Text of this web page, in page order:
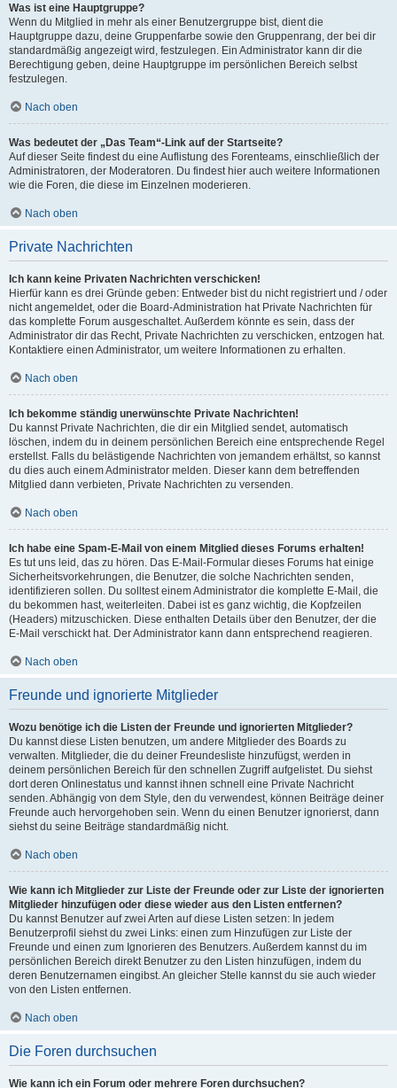
Was ist eine Hauptgruppe?
Wenn du Mitglied in mehr als einer Benutzergruppe bist, dient die
Hauptgruppe dazu, deine Gruppenfarbe sowie den Gruppenrang, der bei dir
standardmäßig angezeigt wird, festzulegen. Ein Administrator kann dir die
Berechtigung geben, deine Hauptgruppe im persönlichen Bereich selbst
festzulegen.
Nach oben
Was bedeutet der „Das Team“-Link auf der Startseite?
Auf dieser Seite findest du eine Auflistung des Forenteams, einschließlich der
Administratoren, der Moderatoren. Du findest hier auch weitere Informationen
wie die Foren, die diese im Einzelnen moderieren.
Nach oben
Private Nachrichten
Ich kann keine Privaten Nachrichten verschicken!
Hierfür kann es drei Gründe geben: Entweder bist du nicht registriert und / oder
nicht angemeldet, oder die Board-Administration hat Private Nachrichten für
das komplette Forum ausgeschaltet. Außerdem könnte es sein, dass der
Administrator dir das Recht, Private Nachrichten zu verschicken, entzogen hat.
Kontaktiere einen Administrator, um weitere Informationen zu erhalten.
Nach oben
Ich bekomme ständig unerwünschte Private Nachrichten!
Du kannst Private Nachrichten, die dir ein Mitglied sendet, automatisch
löschen, indem du in deinem persönlichen Bereich eine entsprechende Regel
erstellst. Falls du belästigende Nachrichten von jemandem erhältst, so kannst
du dies auch einem Administrator melden. Dieser kann dem betreffenden
Mitglied dann verbieten, Private Nachrichten zu versenden.
Nach oben
Ich habe eine Spam-E-Mail von einem Mitglied dieses Forums erhalten!
Es tut uns leid, das zu hören. Das E-Mail-Formular dieses Forums hat einige
Sicherheitsvorkehrungen, die Benutzer, die solche Nachrichten senden,
identifizieren sollen. Du solltest einem Administrator die komplette E-Mail, die
du bekommen hast, weiterleiten. Dabei ist es ganz wichtig, die Kopfzeilen
(Headers) mitzuschicken. Diese enthalten Details über den Benutzer, der die
E-Mail verschickt hat. Der Administrator kann dann entsprechend reagieren.
Nach oben
Freunde und ignorierte Mitglieder
Wozu benötige ich die Listen der Freunde und ignorierten Mitglieder?
Du kannst diese Listen benutzen, um andere Mitglieder des Boards zu
verwalten. Mitglieder, die du deiner Freundesliste hinzufügst, werden in
deinem persönlichen Bereich für den schnellen Zugriff aufgelistet. Du siehst
dort deren Onlinestatus und kannst ihnen schnell eine Private Nachricht
senden. Abhängig von dem Style, den du verwendest, können Beiträge deiner
Freunde auch hervorgehoben sein. Wenn du einen Benutzer ignorierst, dann
siehst du seine Beiträge standardmäßig nicht.
Nach oben
Wie kann ich Mitglieder zur Liste der Freunde oder zur Liste der ignorierten
Mitglieder hinzufügen oder diese wieder aus den Listen entfernen?
Du kannst Benutzer auf zwei Arten auf diese Listen setzen: In jedem
Benutzerprofil siehst du zwei Links: einen zum Hinzufügen zur Liste der
Freunde und einen zum Ignorieren des Benutzers. Außerdem kannst du im
persönlichen Bereich direkt Benutzer zu den Listen hinzufügen, indem du
deren Benutzernamen eingibst. An gleicher Stelle kannst du sie auch wieder
von den Listen entfernen.
Nach oben
Die Foren durchsuchen
Wie kann ich ein Forum oder mehrere Foren durchsuchen?